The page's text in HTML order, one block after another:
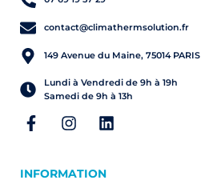
contact@climathermsolution.fr
149 Avenue du Maine, 75014 PARIS
Lundi à Vendredi de 9h à 19h
Samedi de 9h à 13h
INFORMATION